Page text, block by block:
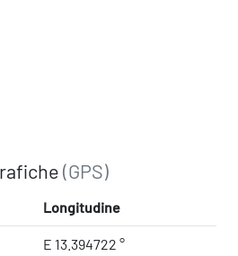
(GPS)
Longitudine
E 13.394722 °